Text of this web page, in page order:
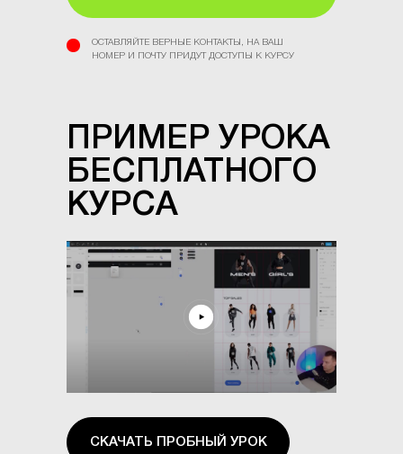
ПРИМЕР УРОКА
БЕСПЛАТНОГО
КУРСА
СКАЧАТЬ ПРОБНЫЙ УРОК
ОСТАВЛЯЙТЕ ВЕРНЫЕ КОНТАКТЫ, НА ВАШ
НОМЕР И ПОЧТУ ПРИДУТ ДОСТУПЫ К КУРСУ
▲